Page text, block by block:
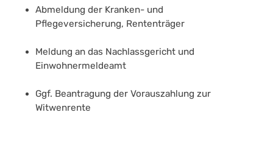
Abmeldung der Kranken- und
Pflegeversicherung, Rententräger
Meldung an das Nachlassgericht und
Einwohnermeldeamt
Ggf. Beantragung der Vorauszahlung zur
Witwenrente